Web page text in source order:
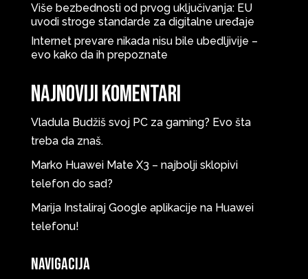
Više bezbednosti od prvog uključivanja: EU
uvodi stroge standarde za digitalne uređaje
Internet prevare nikada nisu bile ubedljivije –
evo kako da ih prepoznate
Najnoviji komentari
Vladula Budžiš svoj PC za gaming? Evo šta
treba da znaš.
Marko Huawei Mate X3 – najbolji sklopivi
telefon do sad?
Marija Instaliraj Google aplikacije na Huawei
telefonu!
Navigacija